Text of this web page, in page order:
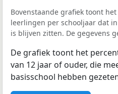
Bovenstaande grafiek toont
leerlingen per schooljaar dat
is blijven zitten. De gegevens
De grafiek toont het
van 12 jaar of ouder, die
basisschool hebben